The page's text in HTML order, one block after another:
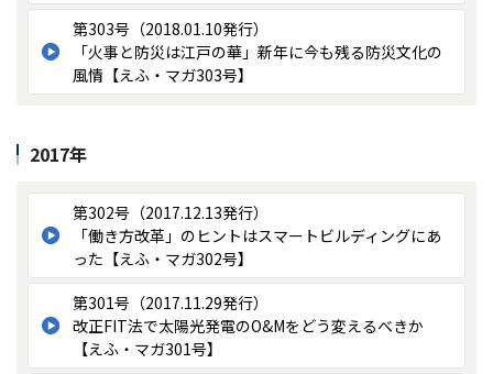
第303号（2018.01.10発行）
「火事と防災は江戸の華」新年に今も残る防災文化の
風情【えふ・マガ303号】
2017年
第302号（2017.12.13発行）
「働き方改革」のヒントはスマートビルディングにあ
った【えふ・マガ302号】
第301号（2017.11.29発行）
改正FIT法で太陽光発電のO&Mをどう変えるべきか
【えふ・マガ301号】